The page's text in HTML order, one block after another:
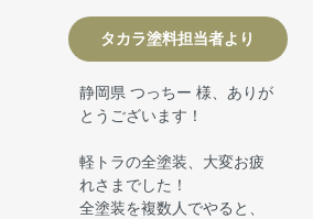
タカラ塗料担当者より
静岡県 つっちー 様、ありが
とうございます！
軽トラの全塗装、大変お疲
れさまでした！
全塗装を複数人でやると、